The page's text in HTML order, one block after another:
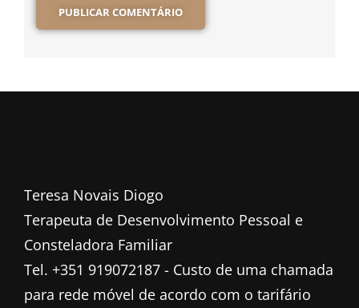
Teresa Novais Diogo
Terapeuta de Desenvolvimento Pessoal e
Consteladora Familiar
Tel. +351 919072187 - Custo de uma chamada
para rede móvel de acordo com o tarifário